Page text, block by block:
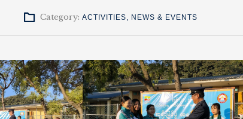
Category: ACTIVITIES, NEWS & EVENTS